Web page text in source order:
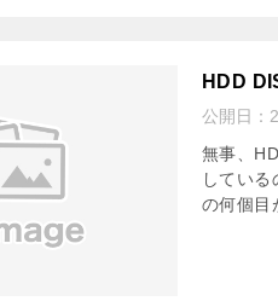
HDD
公開日：
無事、
してい
の何個目